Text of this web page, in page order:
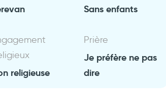
Sans enfants
religieuse
Prière
Je préfère ne pas
dire